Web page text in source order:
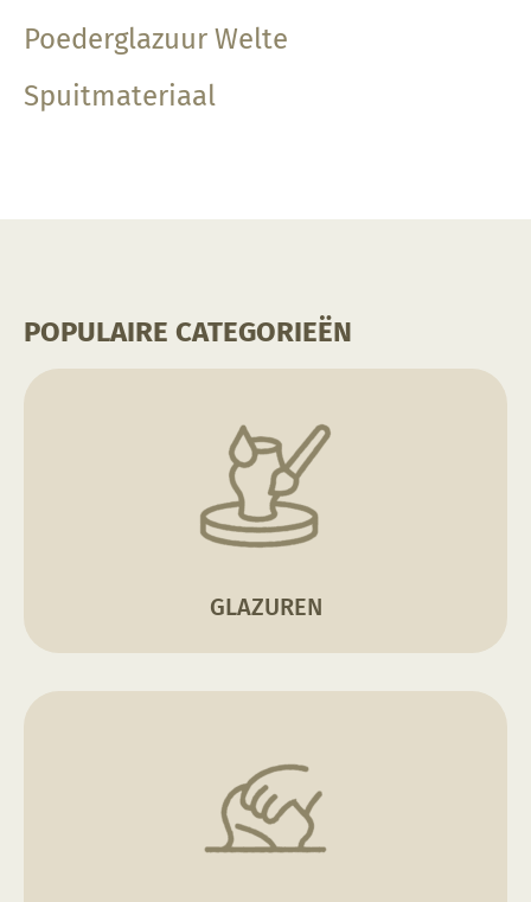
Poederglazuur Welte
Spuitmateriaal
POPULAIRE CATEGORIEËN
GLAZUREN